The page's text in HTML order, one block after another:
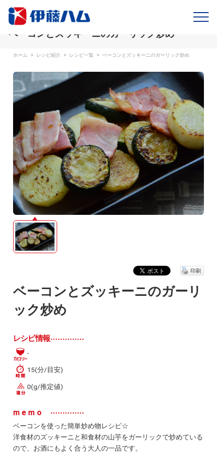
ベーコンとズッキーニのガーリック炒め
ホーム > レシピ紹介 > レシピ一覧 > ベーコンとズッキーニのガーリック炒め
ベーコンとズッキーニのガーリ
ック炒め
印刷
レシピ情報
-
15(分/目安)
0(g/推定値)
memo
ベーコンを使った簡単炒め物レシピ☆
洋食材のズッキーニと和食材の山芋をガーリックで炒めている
ので、お酒にもよく合う大人の一品です。